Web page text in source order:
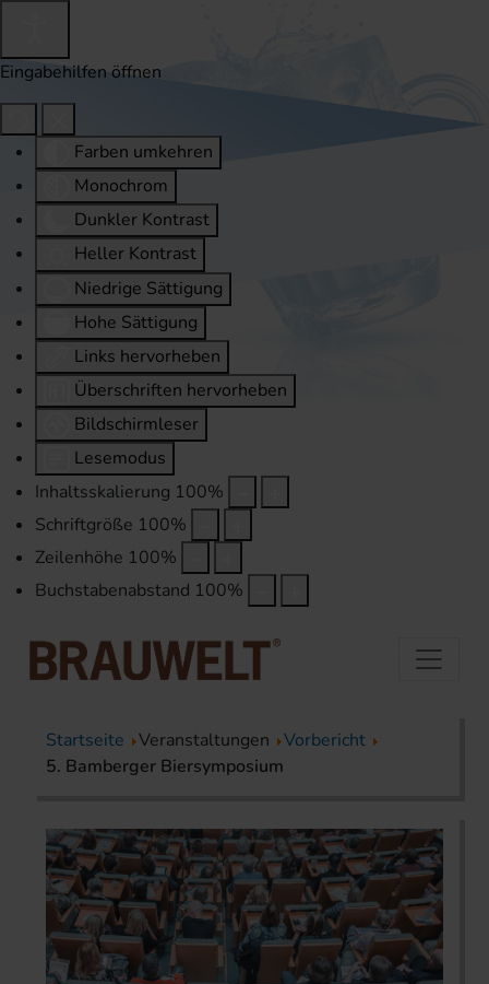
Eingabehilfen öffnen
Farben umkehren
Monochrom
Dunkler Kontrast
Heller Kontrast
Niedrige Sättigung
Hohe Sättigung
Links hervorheben
Überschriften hervorheben
Bildschirmleser
Lesemodus
Inhaltsskalierung 100%
Schriftgröße 100%
Zeilenhöhe 100%
Buchstabenabstand 100%
Startseite Veranstaltungen
Vorbericht
5. Bamberger Biersymposium